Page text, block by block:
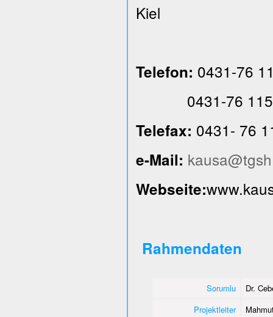
Kiel
Telefon: 0431-76
0431-76 115
Telefax: 0431- 76
e-Mail:
Webseite:
Rahmendaten
Sorumlu
Dr.
Projektleiter